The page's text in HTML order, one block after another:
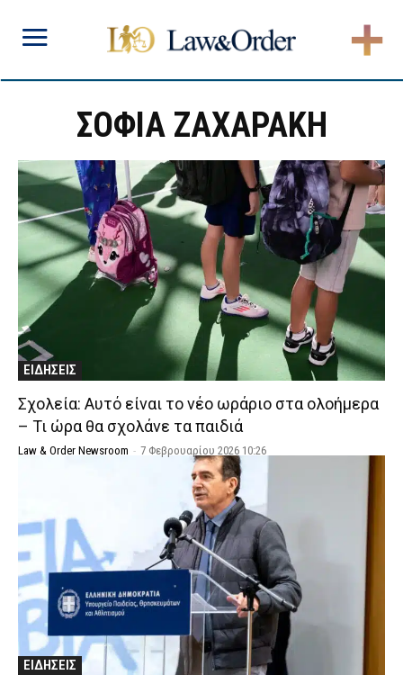
ΣΟΦΙΑ ΖΑΧΑΡΑΚΗ
ΕΙΔΗΣΕΙΣ
Σχολεία: Αυτό είναι το νέο ωράριο στα ολοήμερα
– Τι ώρα θα σχολάνε τα παιδιά
Law & Order Newsroom - 7 Φεβρουαρίου 2026 10:26
ΕΙΔΗΣΕΙΣ